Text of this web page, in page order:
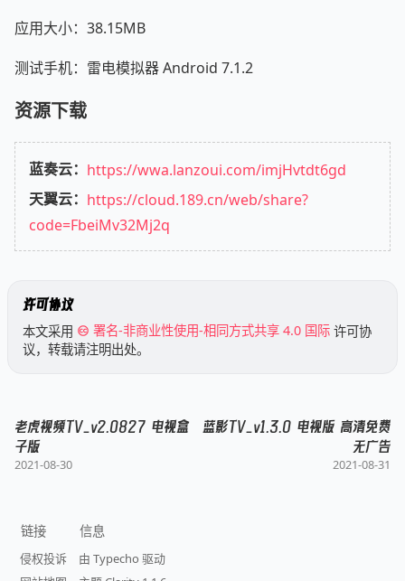
应用大小：38.15MB
测试手机：雷电模拟器 Android 7.1.2
资源下载
蓝奏云： https://wwa.lanzoui.com/imjHvtdt6gd
天翼云： https://cloud.189.cn/web/share?
code=FbeiMv32Mj2q
许可协议
本文采用 署名-非商业性使用-相同方式共享 4.0 国际 许可协
议，转载请注明出处。
老虎视频TV_v2.0827 电视盒
子版
2021-08-30
蓝影TV_v1.3.0 电视版 高清免费
无广告
2021-08-31
链接
侵权投诉
信息
由 Typecho 驱动